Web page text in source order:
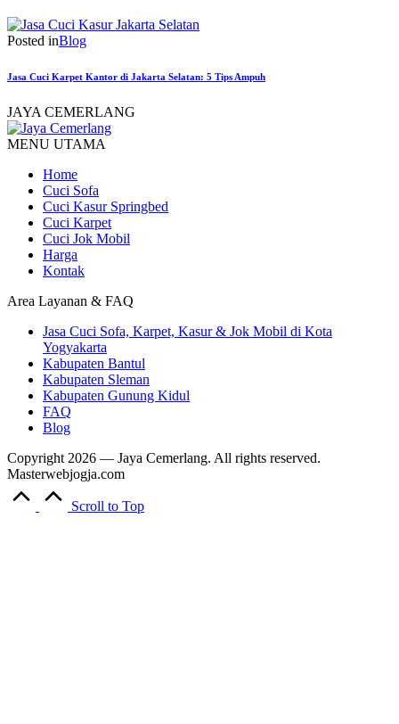
Posted inBlog
Jasa Cuci Karpet Kantor di Jakarta Selatan: 5 Tips Ampuh
JAYA CEMERLANG
MENU UTAMA
Home
Cuci Sofa
Cuci Kasur Springbed
Cuci Karpet
Cuci Jok Mobil
Harga
Kontak
Area Layanan & FAQ
Jasa Cuci Sofa, Karpet, Kasur & Jok Mobil di Kota
Yogyakarta
Kabupaten Bantul
Kabupaten Sleman
Kabupaten Gunung Kidul
FAQ
Blog
Copyright 2026 — Jaya Cemerlang. All rights reserved.
Masterwebjogja.com
Scroll to Top